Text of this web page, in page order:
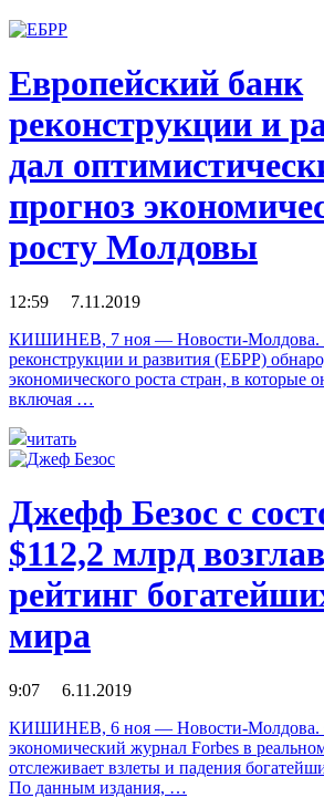
Европейский банк
реконструкции и
дал
прогноз
росту Молдовы
12:59 7.11.2019
КИШИНЕВ, 7 ноя — Новости-Молдова.
реконструкции и развития (ЕБРР)
экономического роста стран, в которые
включая …
читать
Джефф Безос с
$112,2 млрд
рейтинг
мира
9:07 6.11.2019
КИШИНЕВ, 6 ноя — Новости-Молдова.
экономический журнал Forbes в
отслеживает взлеты и падения
По данным издания, …